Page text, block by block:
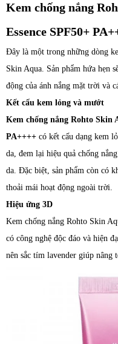
Kem chống nắng
Essence SPF50+
Đây là một trong những dòng
Skin Aqua. Sản phẩm hứa hẹn
động của ánh nắng mặt trời và
Kết cấu kem lỏng và mướt
Kem chống nắng Rohto Skin
PA++++ có kết cấu dạng kem
da, đem lại hiệu quả chống
da. Đặc biệt, sản phẩm còn có
thoải mái hoạt động ngoài trời.
Hiệu ứng 3D
Kem chống nắng Rohto Skin
có công nghệ độc đáo và hiện
nên sắc tím lavender giúp nâng